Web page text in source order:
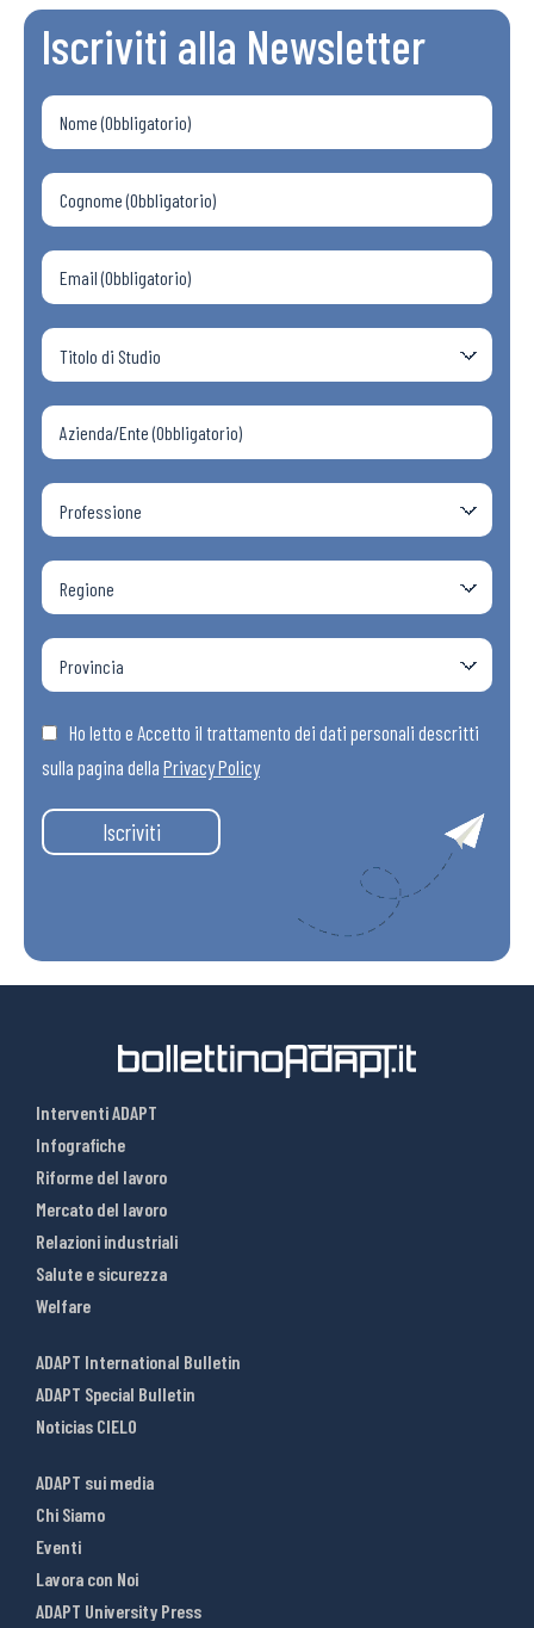
Iscriviti alla Newsletter
Ho letto e Accetto il trattamento dei dati personali descritti
sulla pagina della Privacy Policy
Iscriviti
Interventi ADAPT
Infografiche
Riforme del lavoro
Mercato del lavoro
Relazioni industriali
Salute e sicurezza
Welfare
ADAPT International Bulletin
ADAPT Special Bulletin
Noticias CIELO
ADAPT sui media
Chi Siamo
Eventi
Lavora con Noi
ADAPT University Press